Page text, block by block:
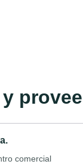
comercial